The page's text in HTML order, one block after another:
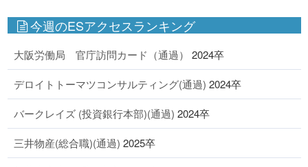
今週のESアクセスランキング
大阪労働局 官庁訪問カード（通過） 2024卒
デロイトトーマツコンサルティング(通過) 2024卒
バークレイズ (投資銀行本部)(通過) 2024卒
三井物産(総合職)(通過) 2025卒